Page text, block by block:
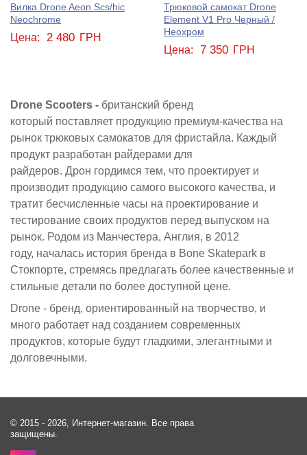
Вилка Drone Aeon Scs/hic
Neochrome
Цена: 2 480 ГРН
Трюковой самокат Drone
Element V1 Pro Черный /
Неохром
Цена: 7 350 ГРН
Drone Scooters - британский бренд
который поставляет продукцию премиум-качества на
рынок трюковых самокатов для фристайла. Каждый
продукт разработан райдерами для
райдеров. Дрон гордимся тем, что проектирует и
производит продукцию самого высокого качества, и
тратит бесчисленные часы на проектирование и
тестирование своих продуктов перед выпуском на
рынок. Родом из Манчестера, Англия, в 2012
году, началась история бренда в Bone Skatepark в
Стокпорте, стремясь предлагать более качественные и
стильные детали по более доступной цене.
Drone - бренд, ориентированный на творчество, и
много работает над созданием современных
продуктов, которые будут гладкими, элегантными и
долговечными.
© 2015 - 2026, Интернет-магазин. Все права
защищены.